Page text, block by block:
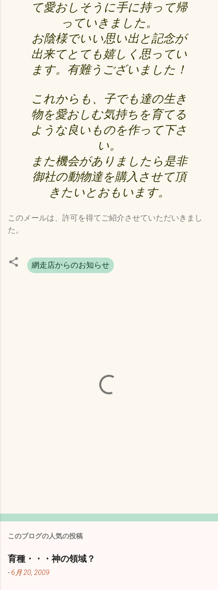
て愛おしそうに手に持って帰
っていきました。
お陰様でいい思い出と記念が
出来てとても嬉しく思ってい
ます。有難うございました！
これからも、子でも達の生き
物を愛おしむ気持ちを育てる
ような良いものを作って下さ
い。
また機会がありましたら是非
御社の動物達を購入させて頂
きたいとおもいます。
このメールは、許可を得てご紹介させていただいきまし
た。
網走店からのお知らせ
このブログの人気の投稿
育種・・・神の領域？
-6月 20, 2009